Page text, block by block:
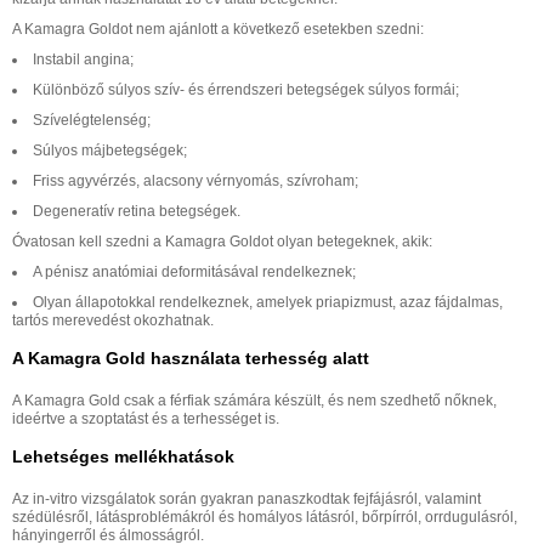
A Kamagra Goldot nem ajánlott a következő esetekben szedni:
Instabil angina;
Különböző súlyos szív- és érrendszeri betegségek súlyos formái;
Szívelégtelenség;
Súlyos májbetegségek;
Friss agyvérzés, alacsony vérnyomás, szívroham;
Degeneratív retina betegségek.
Óvatosan kell szedni a Kamagra Goldot olyan betegeknek, akik:
A pénisz anatómiai deformitásával rendelkeznek;
Olyan állapotokkal rendelkeznek, amelyek priapizmust, azaz fájdalmas,
tartós merevedést okozhatnak.
A Kamagra Gold használata terhesség alatt
A Kamagra Gold csak a férfiak számára készült, és nem szedhető nőknek,
ideértve a szoptatást és a terhességet is.
Lehetséges mellékhatások
Az in-vitro vizsgálatok során gyakran panaszkodtak fejfájásról, valamint
szédülésről, látásproblémákról és homályos látásról, bőrpírról, orrdugulásról,
hányingerről és álmosságról.